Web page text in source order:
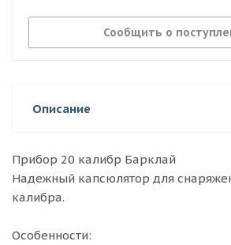
Сообщить о
Описание
Прибор 20 калибр Барклай
Надежный капсюлятор для
калибра.
Особенности: